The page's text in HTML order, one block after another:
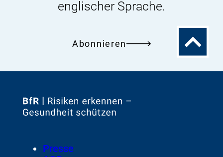
englischer Sprache.
Abonnieren
Zum
Zur
FooterPresse